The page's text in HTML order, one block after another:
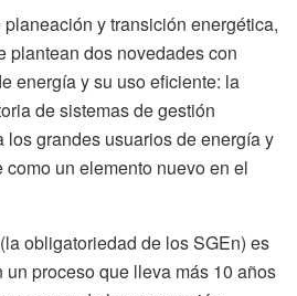
y transición energética,
plantean dos novedades con
energía y su uso eficiente: la
de sistemas de gestión
los grandes usuarios de energía y
un elemento nuevo en el
obligatoriedad de los SGEn) es
proceso que lleva más 10 años